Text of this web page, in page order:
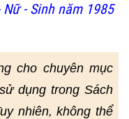
- Sinh năm 1985
cho chuyên mục
dụng trong Sách
nhiên, không thể